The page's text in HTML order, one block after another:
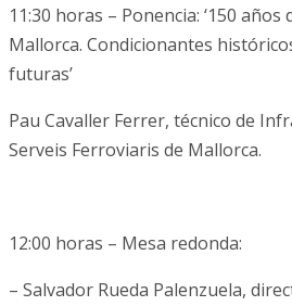
11:30 horas – Ponencia: ‘150
Mallorca. Condicionantes
futuras’
Pau Cavaller Ferrer, técnico de
Serveis Ferroviaris de Mallorca.
12:00 horas – Mesa redonda:
– Salvador Rueda Palenzuela,